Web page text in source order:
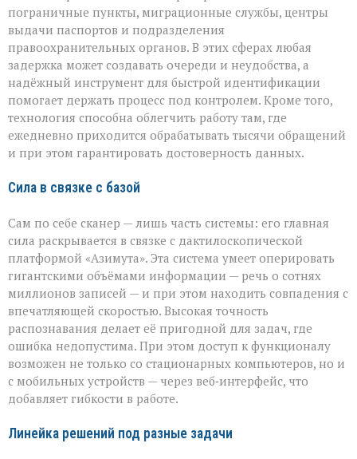
пограничные пункты, миграционные службы, центры
выдачи паспортов и подразделения
правоохранительных органов. В этих сферах любая
задержка может создавать очереди и неудобства, а
надёжный инструмент для быстрой идентификации
помогает держать процесс под контролем. Кроме того,
технология способна облегчить работу там, где
ежедневно приходится обрабатывать тысячи обращений
и при этом гарантировать достоверность данных.
Сила в связке с базой
Сам по себе сканер — лишь часть системы: его главная
сила раскрывается в связке с дактилоскопической
платформой «Азимута». Эта система умеет оперировать
гигантскими объёмами информации — речь о сотнях
миллионов записей — и при этом находить совпадения с
впечатляющей скоростью. Высокая точность
распознавания делает её пригодной для задач, где
ошибка недопустима. При этом доступ к функционалу
возможен не только со стационарных компьютеров, но и
с мобильных устройств — через веб‑интерфейс, что
добавляет гибкости в работе.
Линейка решений под разные задачи